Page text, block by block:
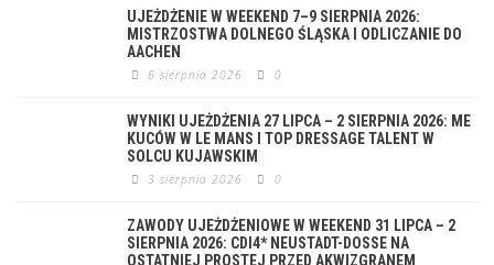
UJEŻDŻENIE W WEEKEND 7–9 SIERPNIA 2026:
MISTRZOSTWA DOLNEGO ŚLĄSKA I ODLICZANIE DO
AACHEN
6 sierpnia 2026 0
WYNIKI UJEŻDŻENIA 27 LIPCA – 2 SIERPNIA 2026: ME
KUCÓW W LE MANS I TOP DRESSAGE TALENT W
SOLCU KUJAWSKIM
3 sierpnia 2026 0
ZAWODY UJEŻDŻENIOWE W WEEKEND 31 LIPCA – 2
SIERPNIA 2026: CDI4* NEUSTADT-DOSSE NA
OSTATNIEJ PROSTEJ PRZED AKWIZGRANEM